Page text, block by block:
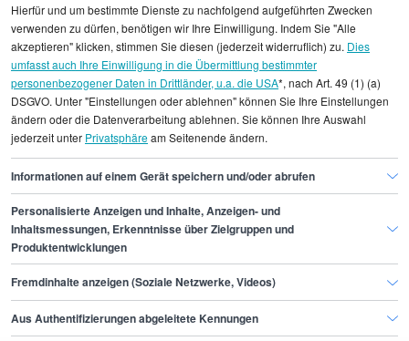
Durchschnittswerte und die Angaben können nicht
einzelnen Stellenangeboten zugeordnet werden.
Gehaltsinformationen
Personal
Mitarbeiter/in Recruiting
Mitarbeiter/in Recruiting Essen
Finde den Job,
der zu dir passt.
Hierfür und um bestimmte Dienste zu nachfolgend aufgeführten Zwecken
verwenden zu dürfen, benötigen wir Ihre Einwilligung. Indem Sie "Alle
akzeptieren" klicken, stimmen Sie diesen (jederzeit widerruflich) zu. Dies
umfasst auch Ihre Einwilligung in die Übermittlung bestimmter
personenbezogener Daten in Drittländer, u.a. die USA*, nach Art. 49 (1) (a)
DSGVO. Unter "Einstellungen oder ablehnen" können Sie Ihre Einstellungen
ändern oder die Datenverarbeitung ablehnen. Sie können Ihre Auswahl
jederzeit unter Privatsphäream Seitenende ändern.
Informationen auf einem Gerät speichern und/oder abrufen
Personalisierte Anzeigen und Inhalte, Anzeigen- und
Inhaltsmessungen, Erkenntnisse über Zielgruppen und
Produktentwicklungen
Fremdinhalte anzeigen (Soziale Netzwerke, Videos)
Aus Authentifizierungen abgeleitete Kennungen